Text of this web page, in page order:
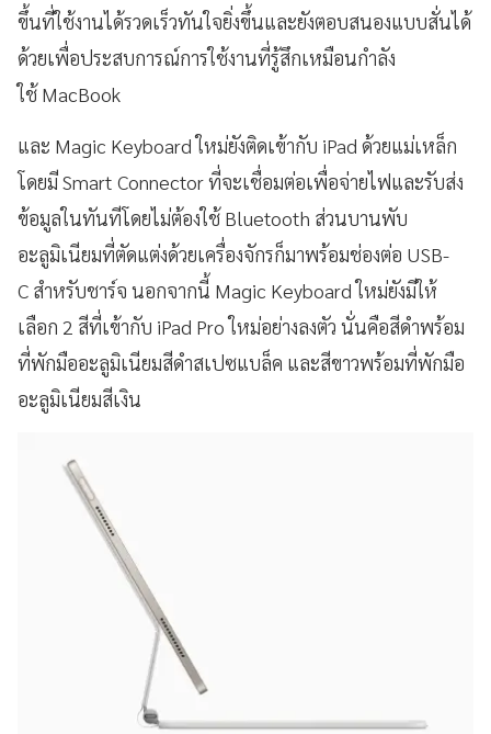
ขึ้นที่ใช้งานได้รวดเร็วทันใจยิ่งขึ้นและยังตอบสนองแบบสั่นได้
ด้วยเพื่อประสบการณ์การใช้งานที่รู้สึกเหมือนกำลัง
ใช้ MacBook
และ Magic Keyboard ใหม่ยังติดเข้ากับ iPad ด้วยแม่เหล็ก
โดยมี Smart Connector ที่จะเชื่อมต่อเพื่อจ่ายไฟและรับส่ง
ข้อมูลในทันทีโดยไม่ต้องใช้ Bluetooth ส่วนบานพับ
อะลูมิเนียมที่ตัดแต่งด้วยเครื่องจักรก็มาพร้อมช่องต่อ USB-
C สำหรับชาร์จ นอกจากนี้ Magic Keyboard ใหม่ยังมีให้
เลือก 2 สีที่เข้ากับ iPad Pro ใหม่อย่างลงตัว นั่นคือสีดำพร้อม
ที่พักมืออะลูมิเนียมสีดำสเปซแบล็ค และสีขาวพร้อมที่พักมือ
อะลูมิเนียมสีเงิน